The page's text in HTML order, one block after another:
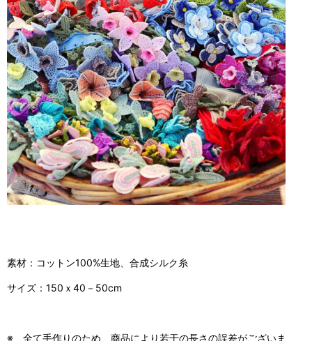
素材：コットン100%生地、合成シルク糸
サイズ：150ｘ40－50cm
※ 全て手作りのため、商品により若干の長さの誤差がございま